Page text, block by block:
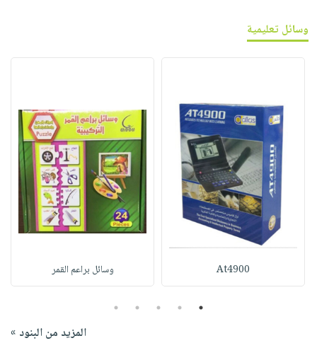
وسائل تعليمية
At4900 وسائل براعم القمر
1
2
3
4
5
المزيد من البنود »